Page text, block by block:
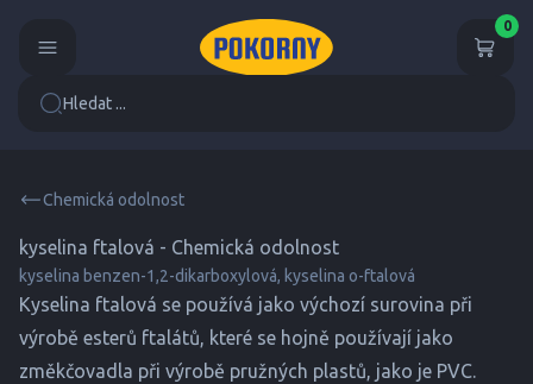
Hledat ...
0
Chemická odolnost
kyselina ftalová - Chemická odolnost
kyselina benzen-1,2-dikarboxylová, kyselina o-ftalová
Kyselina ftalová se používá jako výchozí surovina při
výrobě esterů ftalátů, které se hojně používají jako
změkčovadla při výrobě pružných plastů, jako je PVC.